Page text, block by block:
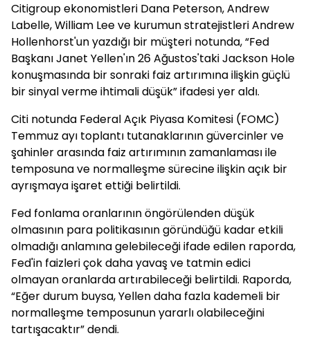
Citigroup ekonomistleri Dana Peterson, Andrew
Labelle, William Lee ve kurumun stratejistleri Andrew
Hollenhorst'un yazdığı bir müşteri notunda, “Fed
Başkanı Janet Yellen'ın 26 Ağustos'taki Jackson Hole
konuşmasında bir sonraki faiz artırımına ilişkin güçlü
bir sinyal verme ihtimali düşük” ifadesi yer aldı.
Citi notunda Federal Açık Piyasa Komitesi (FOMC)
Temmuz ayı toplantı tutanaklarının güvercinler ve
şahinler arasında faiz artırımının zamanlaması ile
temposuna ve normalleşme sürecine ilişkin açık bir
ayrışmaya işaret ettiği belirtildi.
Fed fonlama oranlarının öngörülenden düşük
olmasının para politikasının göründüğü kadar etkili
olmadığı anlamına gelebileceği ifade edilen raporda,
Fed'in faizleri çok daha yavaş ve tatmin edici
olmayan oranlarda artırabileceği belirtildi. Raporda,
“Eğer durum buysa, Yellen daha fazla kademeli bir
normalleşme temposunun yararlı olabileceğini
tartışacaktır” dendi.